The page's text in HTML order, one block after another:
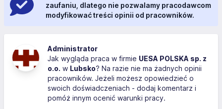
zaufaniu, dlatego nie pozwalamy pracodawcom
modyfikować treści opinii od pracowników.
Administrator
Jak wygląda praca w firmie UESA POLSKA sp. z
o.o. w Lubsko? Na razie nie ma żadnych opinii
pracowników. Jeżeli możesz opowiedzieć o
swoich doświadczeniach - dodaj komentarz i
pomóż innym ocenić warunki pracy.